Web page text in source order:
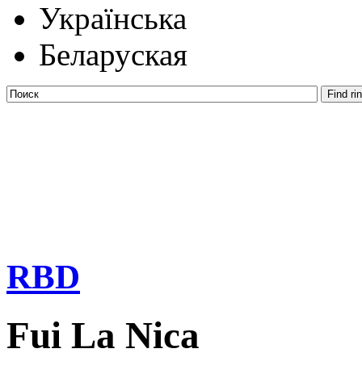
Українська
Беларуская
RBD
Fui La Niсa